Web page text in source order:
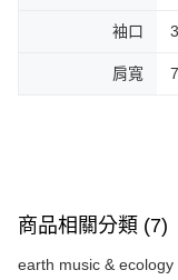
袖口
肩寬
商品相關分類 (7)
earth music & ecology